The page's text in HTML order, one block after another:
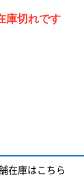
庫切れです
在庫はこちら